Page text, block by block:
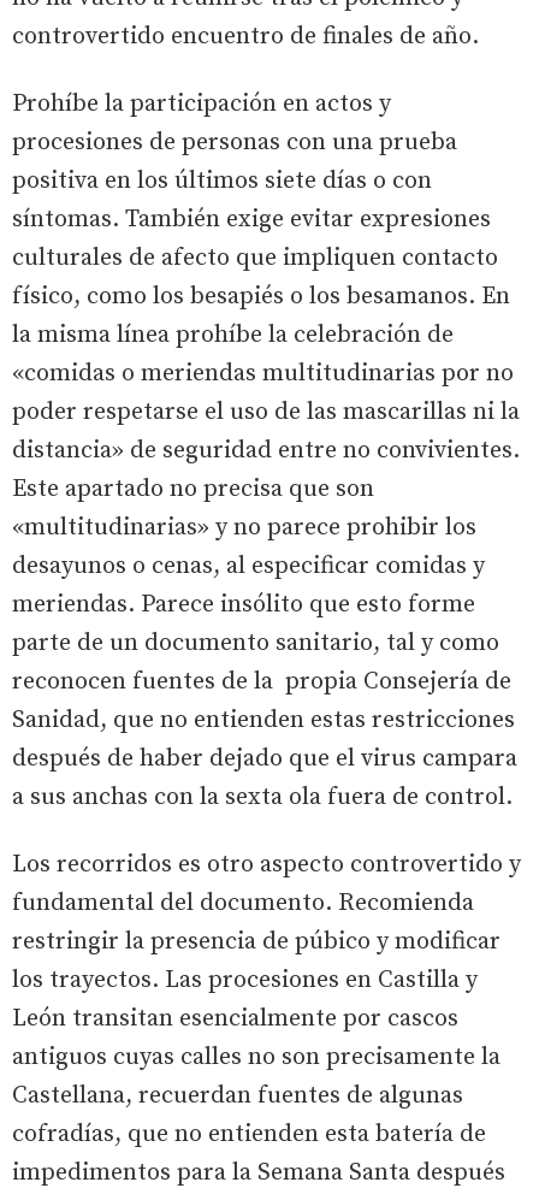
controvertido encuentro de finales de año.
Prohíbe la participación en actos y
procesiones de personas con una prueba
positiva en los últimos siete días o con
síntomas. También exige evitar expresiones
culturales de afecto que impliquen contacto
físico, como los besapiés o los besamanos. En
la misma línea prohíbe la celebración de
«comidas o meriendas multitudinarias por no
poder respetarse el uso de las mascarillas ni la
distancia» de seguridad entre no convivientes.
Este apartado no precisa que son
«multitudinarias» y no parece prohibir los
desayunos o cenas, al especificar comidas y
meriendas. Parece insólito que esto forme
parte de un documento sanitario, tal y como
reconocen fuentes de la propia Consejería de
Sanidad, que no entienden estas restricciones
después de haber dejado que el virus campara
a sus anchas con la sexta ola fuera de control.
Los recorridos es otro aspecto controvertido y
fundamental del documento. Recomienda
restringir la presencia de púbico y modificar
los trayectos. Las procesiones en Castilla y
León transitan esencialmente por cascos
antiguos cuyas calles no son precisamente la
Castellana, recuerdan fuentes de algunas
cofradías, que no entienden esta batería de
impedimentos para la Semana Santa después